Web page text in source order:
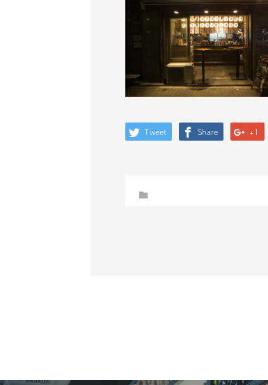
Tweet Share +1